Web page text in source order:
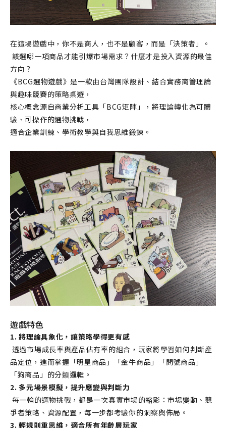
在這場遊戲中，你不是商人，也不是顧客，而是「決策者」。
方向？
《BCG選物遊戲》是一款由台灣團隊設計、結合實務商管理論
與趣味競賽的策略桌遊，
核心概念源自商業分析工具「BCG矩陣」，將理論轉化為可體
驗、可操作的選物挑戰，
適合企業訓練、學術教學與自我思維鍛鍊。
遊戲特色
1. 將理論具象化，讓策略學得更有感
品定位，進而掌握「明星商品」「金牛商品」「問號商品」
「狗商品」的分類邏輯。
2. 多元場景模擬，提升應變與判斷力
爭者策略、資源配置，每一步都考驗你的洞察與佈局。
3. 輕規則重思維，適合所有年齡層玩家